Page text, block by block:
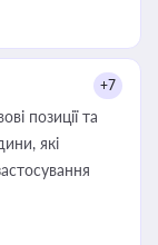
+7
позиції та
які